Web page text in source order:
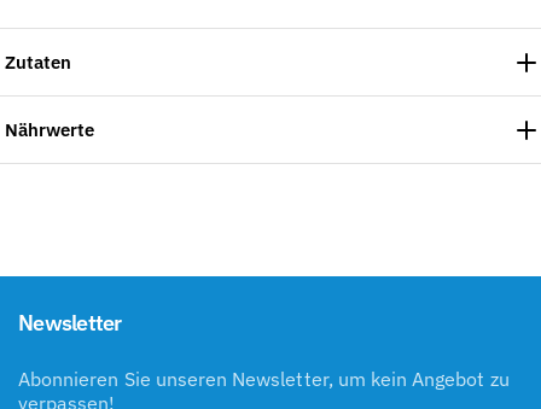
Zutaten
Nährwerte
Newsletter
Abonnieren Sie unseren Newsletter, um kein Angebot zu
verpassen!